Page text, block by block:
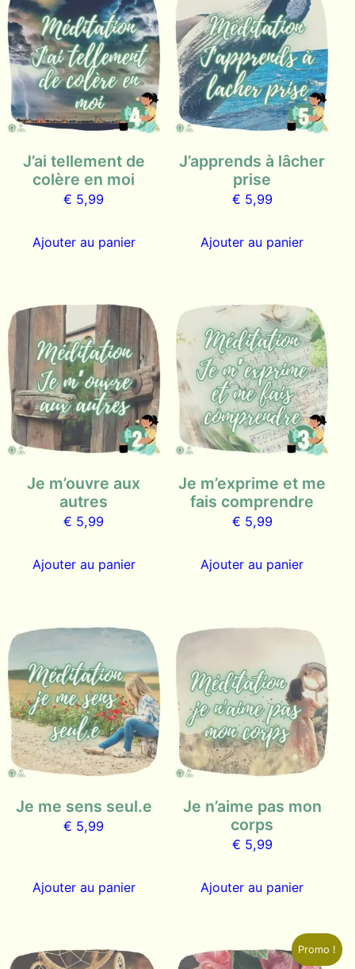
J’ai tellement de
colère en moi
€ 5,99
Ajouter au panier
J’apprends à lâcher
prise
€ 5,99
Ajouter au panier
Je m’ouvre aux
autres
€ 5,99
Ajouter au panier
Je m’exprime et me
fais comprendre
€ 5,99
Ajouter au panier
Je me sens seul.e
€ 5,99
Ajouter au panier
Je n’aime pas mon
corps
€ 5,99
Ajouter au panier
Promo !